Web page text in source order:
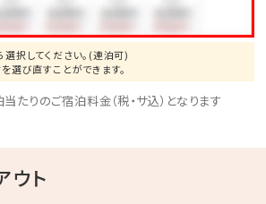
択してください。(連泊可)
選び直すことができます。
たりのご宿泊料金（税・サ込）となります
ウト